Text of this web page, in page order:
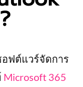
ฟต์แวร์จัดการ
Microsoft 365